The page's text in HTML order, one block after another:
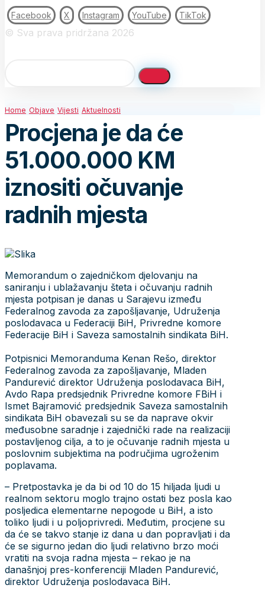
Facebook X Instagram YouTube TikTok
© Sva prava pridržana 2026
Home Objave Vijesti Aktuelnosti
Procjena je da će
51.000.000 KM
iznositi očuvanje
radnih mjesta
Memorandum o zajedničkom djelovanju na
saniranju i ublažavanju šteta i očuvanju radnih
mjesta potpisan je danas u Sarajevu između
Federalnog zavoda za zapošljavanje, Udruženja
poslodavaca u Federaciji BiH, Privredne komore
Federacije BiH i Saveza samostalnih sindikata BiH.
Potpisnici Memoranduma Kenan Rešo, direktor
Federalnog zavoda za zapošljavanje, Mladen
Pandurević direktor Udruženja poslodavaca BiH,
Avdo Rapa predsjednik Privredne komore FBiH i
Ismet Bajramović predsjednik Saveza samostalnih
sindikata BiH obavezali su se da naprave okvir
međusobne saradnje i zajednički rade na realizaciji
postavljenog cilja, a to je očuvanje radnih mjesta u
poslovnim subjektima na područjima ugroženim
poplavama.
– Pretpostavka je da bi od 10 do 15 hiljada ljudi u
realnom sektoru moglo trajno ostati bez posla kao
posljedica elementarne nepogode u BiH, a isto
toliko ljudi i u poljoprivredi. Međutim, procjene su
da će se takvo stanje iz dana u dan popravljati i da
će se sigurno jedan dio ljudi relativno brzo moći
vratiti na svoja radna mjesta – rekao je na
današnjoj pres-konferenciji Mladen Pandurević,
direktor Udruženja poslodavaca BiH.